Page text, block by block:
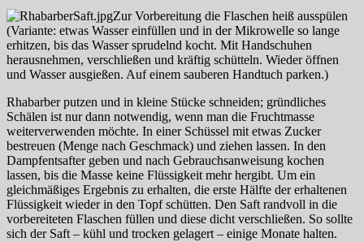
Zur Vorbereitung die Flaschen heiß ausspülen
(Variante: etwas Wasser einfüllen und in der Mikrowelle so lange
erhitzen, bis das Wasser sprudelnd kocht. Mit Handschuhen
herausnehmen, verschließen und kräftig schütteln. Wieder öffnen
und Wasser ausgießen. Auf einem sauberen Handtuch parken.)
Rhabarber putzen und in kleine Stücke schneiden; gründliches
Schälen ist nur dann notwendig, wenn man die Fruchtmasse
weiterverwenden möchte. In einer Schüssel mit etwas Zucker
bestreuen (Menge nach Geschmack) und ziehen lassen. In den
Dampfentsafter geben und nach Gebrauchsanweisung kochen
lassen, bis die Masse keine Flüssigkeit mehr hergibt. Um ein
gleichmäßiges Ergebnis zu erhalten, die erste Hälfte der erhaltenen
Flüssigkeit wieder in den Topf schütten. Den Saft randvoll in die
vorbereiteten Flaschen füllen und diese dicht verschließen. So sollte
sich der Saft – kühl und trocken gelagert – einige Monate halten.